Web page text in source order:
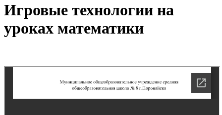
Игровые технологии на
уроках математики